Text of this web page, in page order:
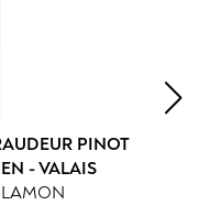
PINOT
- VALAIS